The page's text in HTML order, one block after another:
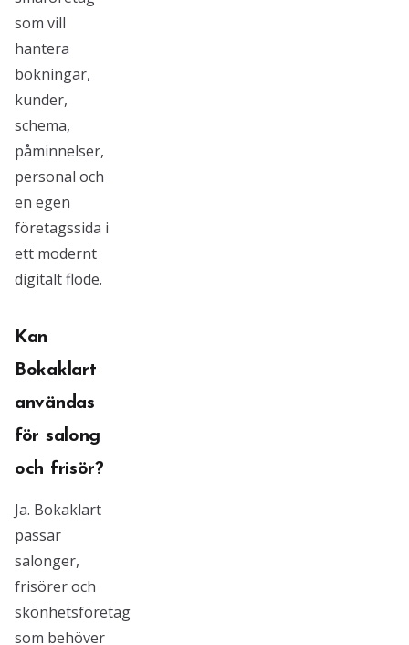
som vill
hantera
bokningar,
kunder,
schema,
påminnelser,
personal och
en egen
företagssida i
ett modernt
digitalt flöde.
Kan
Bokaklart
användas
för salong
och frisör?
Ja. Bokaklart
passar
salonger,
frisörer och
skönhetsföretag
som behöver